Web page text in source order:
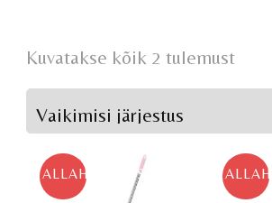
Kuvatakse kõik 2 tulemust
ALLAHINDLUS!